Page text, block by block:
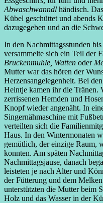
Abwaschwanndl händisch.
Kübel geschüttet und abends
dazugegeben und an die
In den Nachmittagsstunden
versammelte sich ein Teil der
Bruckenmuhle, Watten oder
Mutter war das hören der
Herzensangelegenheit. Bei
Heintje kamen ihr die Tränen.
zerrissenen Hemden und
Knopf wieder angenäht. In
Singernähmaschine mit
verteilten sich die
Haus. In den Wintermonaten
gemütlich, der einzige Raum,
konnten. Am späten
Nachmittagsjause, danach
leisteten je nach Alter und
der Fütterung und dem
unterstützten die Mutter beim
Holz und das Wasser in der